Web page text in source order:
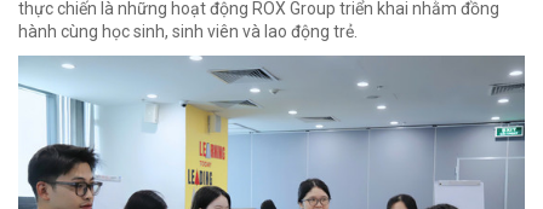
thực chiến là những hoạt động ROX Group triển khai nhằm đồng
hành cùng học sinh, sinh viên và lao động trẻ.